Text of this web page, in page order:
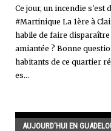
Ce jour, un incendie s'est
#Martinique La 1ère à
habile de faire
amiantée ? Bonne
habitants de ce quartier
es...
AUJOURD'HUI EN